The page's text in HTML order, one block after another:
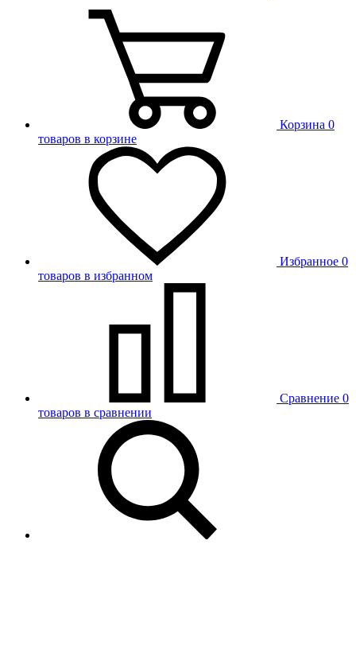
Корзина 0
товаров в корзине
Избранное 0
товаров в избранном
Сравнение 0
товаров в сравнении